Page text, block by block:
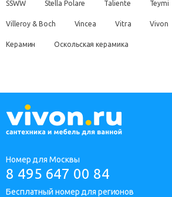
SSWW Stella Polare Taliente Teymi
Villeroy & Boch Vincea Vitra Vivon
Керамин Оскольская керамика
Номер для Москвы
8 495 647 00 84
Бесплатный номер для регионов